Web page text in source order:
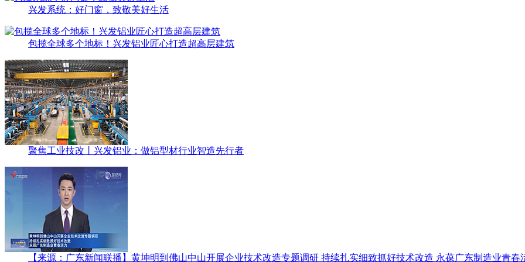
兴发系统：好门窗，致敬美好生活
包揽全球多个地标！兴发铝业匠心打造超高层建筑
聚焦工业技改丨兴发铝业：做铝型材行业智造先行者
【来源：广东新闻联播】黄坤明到佛山中山开展企业技术改造专题调研 持续扎实细致抓好技术改造 永葆广东制造业青春